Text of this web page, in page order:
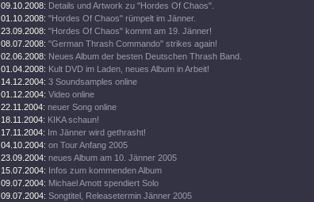
09.10.2008: Details und Artwork zu "Hordes Of Chaos".
01.10.2008: "Hordes Of Chaos" rümpelt im Jänner.
23.09.2008: "Hordes Of Chaos" kommt am 19. Jänner!
08.07.2008: "German Thrash Commando" strikes again!
02.06.2008: Neues Album der besten Deutschen Thrash Band.
01.04.2008: Kult DVD im Laden, neues Album in Arbeit!
14.12.2004: 3 Soundsamples online
01.12.2004: Video online
22.11.2004: neuer Song online
18.11.2004: KIKA schaun!
17.11.2004: Im Jänner wird gethrasht!
04.10.2004: on Tour Anfang 2005
23.09.2004: neues Album am 10. Jänner 2005
15.07.2004: Infos zum kommenden Album
09.07.2004: Michael Amott spendiert Solo
09.07.2004: Songtitel, Releasetermin Jänner 2005